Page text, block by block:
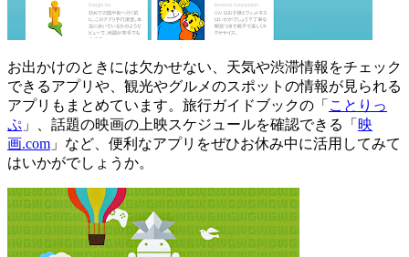
お出かけのときには欠かせない、天気や渋滞情報をチェック
できるアプリや、観光やグルメのスポットの情報が見られる
アプリもまとめています。旅行ガイドブックの「 ことりっ
ぷ 」、話題の映画の上映スケジュールを確認できる「 映
画.com 」など、便利なアプリをぜひお休み中に活用してみて
はいかがでしょうか。